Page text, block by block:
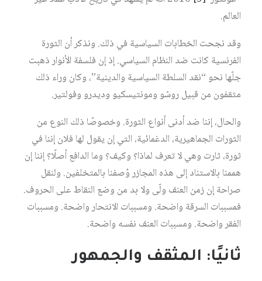
العالم.
وقد نجحت الخطابات السياسية في ذلك. ونذكر أن الثورة
الفرنسية كانت ضد النظام السياسي. إذ إن فلسفة الأنوار ذهبت
جلّها نحو “نقد السلطة السياسية والدينية”، وكان وراء ذلك
مثقفون من قبيل روسّو ومونتيسكيو وديدرو وفولتير.
والحال، إننا ضد أدنى أنواع الثورة. وخصوصًا ذلك النوع من
الثورات الجماهيرية، الدغمائية، التي إن يقول لها فلان إننا في
ثورة، ثارت وهي لا تعرف لماذا؟ وكيف؟ وما الدافع أصلًا؟ إننا إن
هممنا بالاستناد إلى هذه المجازر وُصفنا بالمتخلفين. ولنقل
صراحة إن زمن العنف ولّى ولا بد من وضع النقاط على الحروف.
فمسببات السرقة واضحة. ومسببات الانتحار واضحة. ومسببات
الفقر واضحة. ومسببات العنف نفسه واضحة.
ثانيًا: المثقف والجمهور